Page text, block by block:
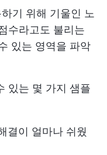
기 위해 기울인 노
수라고도 불리는
있는 영역을 파악
있는 몇 가지 샘플
결이 얼마나 쉬웠